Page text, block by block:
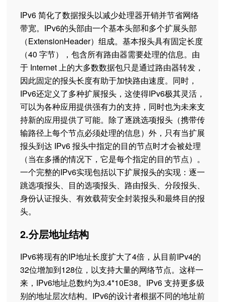
IPv6 简化了数据报头以减少处理器开销并节省网络
带宽。IPv6的头部由一个基本头部和多个扩展头部
（ExtensionHeader）组成。基本报头具有固定长度
（40 字节），包含所有路由器需要处理的信息。由
于 Internet 上的大多数数据包只是通过路由器转发，
因此固定的报头长度有助于加快路由速度。同时，
IPv6还定义了多种扩展报头，这使得IPv6极其灵活，
可以为各种应用提供强有力的支持，同时也为未来支
持新的应用提供了可能。除了逐跳选项报头（携带传
输路径上每个节点必须处理的信息）外，只有当扩展
报头到达 IPv6 报头中指定的目的节点时才会被处理
（当在多播的情况下，它是每个指定的目的节点）。
一个完整的IPv6实现包括以下扩展报头的实现：逐一
跳选项报头、目的选项报头、路由报头、分段报头、
身份认证报头、有效载荷安全封装报头和最终目的报
头。
2.分层地址结构
IPv6将现有的IP地址长度扩大了4倍，从目前IPv4的
32位增加到128位，以支持大量的网络节点。这样一
来，IPv6地址总数约为3.4*10E38。IPv6 支持更多级
别的地址层次结构。IPv6的设计者根据不同的地址前